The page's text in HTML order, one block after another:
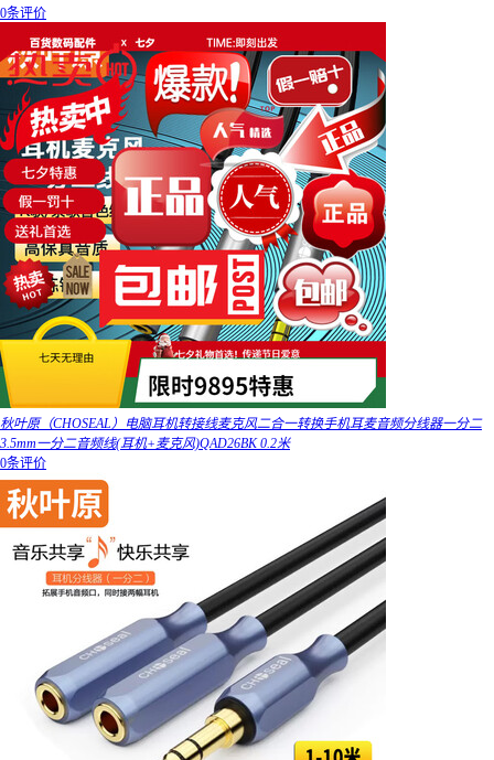
0条评价
秋叶原（CHOSEAL）电脑耳机转接线麦克风二合一转换手机耳麦音频分线器一分二
3.5mm一分二音频线(耳机+麦克风)QAD26BK 0.2米
0条评价